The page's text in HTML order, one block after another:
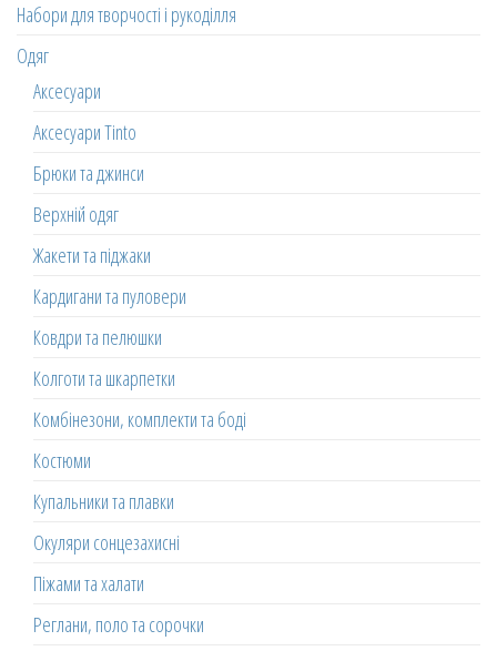
Набори для творчості і рукоділля
Одяг
Аксесуари
Аксесуари Tinto
Брюки та джинси
Верхній одяг
Жакети та піджаки
Кардигани та пуловери
Ковдри та пелюшки
Колготи та шкарпетки
Комбінезони, комплекти та боді
Костюми
Купальники та плавки
Окуляри сонцезахисні
Піжами та халати
Реглани, поло та сорочки